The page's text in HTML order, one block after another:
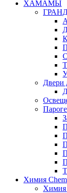
ХАМАМЫ
Двери
Химия
Химия